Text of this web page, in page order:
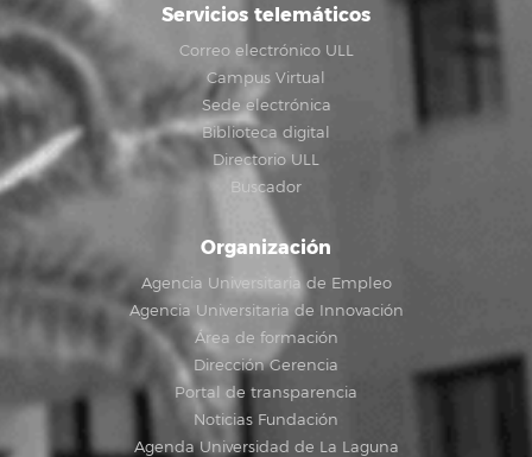
Servicios telemáticos
Correo electrónico ULL
Campus Virtual
Sede electrónica
Biblioteca digital
Directorio ULL
Buscador
Organización
Agencia Universitaria de Empleo
Agencia Universitaria de Innovación
Área de formación
Dirección Gerencia
Portal de transparencia
Noticias Fundación
Agenda Universidad de La Laguna